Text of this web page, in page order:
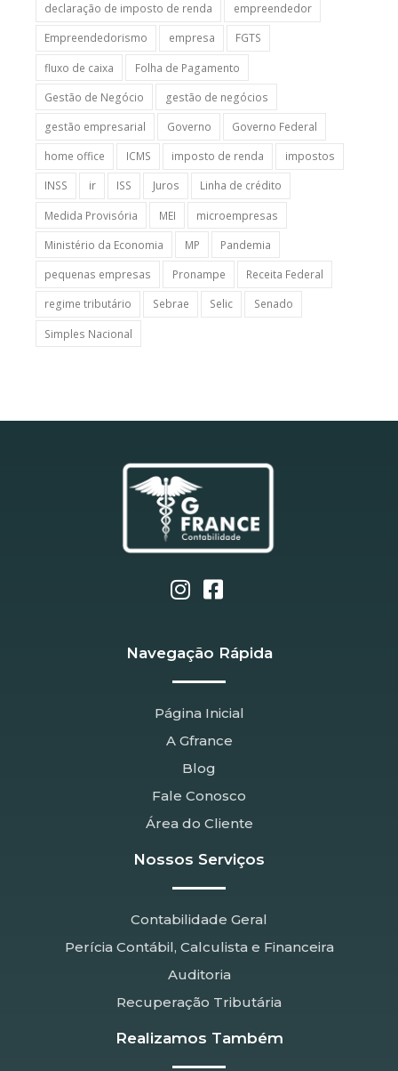
declaração de imposto de renda
empreendedor
Empreendedorismo
empresa
FGTS
fluxo de caixa
Folha de Pagamento
Gestão de Negócio
gestão de negócios
gestão empresarial
Governo
Governo Federal
home office
ICMS imposto de renda
impostos
INSS
ir ISS Juros
Linha de crédito
Medida Provisória
MEI
microempresas
Ministério da Economia
MP
Pandemia
pequenas empresas
Pronampe
Receita Federal
regime tributário
Sebrae Selic
Senado
Simples Nacional
Navegação Rápida
Página Inicial
A Gfrance
Blog
Fale Conosco
Área do Cliente
Nossos Serviços
Contabilidade Geral
Perícia Contábil, Calculista e Financeira
Auditoria
Recuperação Tributária
Realizamos Também